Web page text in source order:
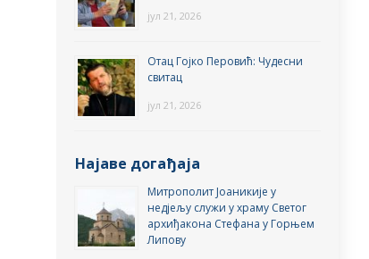
јул 21, 2026
Отац Гојко Перовић: Чудесни
свитац
јул 21, 2026
Најаве догађаја
Митрополит Јоаникије у
недјељу служи у храму Светог
архиђакона Стефана у Горњем
Липову